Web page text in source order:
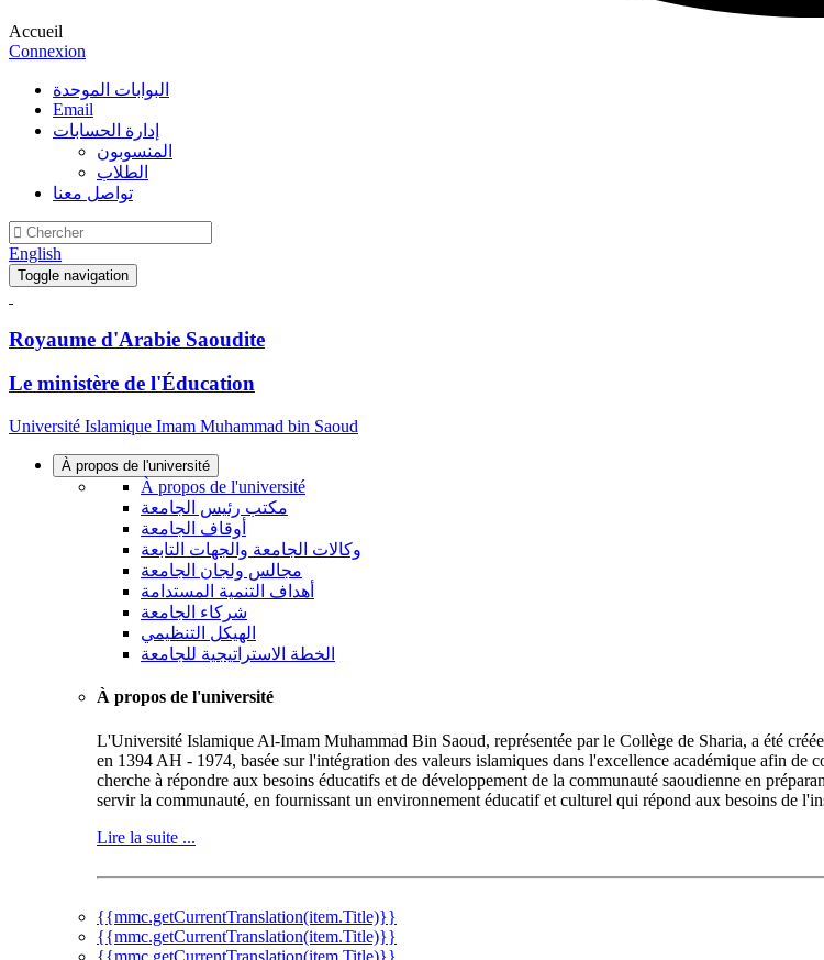
Accueil
Connexion
البوابات الموحدة
Email
إدارة الحسابات
المنسوبون
الطلاب
تواصل معنا
English
Toggle navigation
Royaume d'Arabie Saoudite
Le ministère de l'Éducation
Université Islamique Imam Muhammad bin Saoud
À propos de l'université
À propos de l'université
مكتب رئيس الجامعة
أوقاف الجامعة
وكالات الجامعة والجهات التابعة
مجالس ولجان الجامعة
أهداف التنمية المستدامة
شركاء الجامعة
الهيكل التنظيمي
الخطة الاستراتيجية للجامعة
À propos de l'université
L'Université Islamique Al-Imam Muhammad Bin Saoud, représentée par le Collège de Sharia, a été
en 1394 AH - 1974, basée sur l'intégration des valeurs islamiques dans l'excellence académique afin
cherche à répondre aux besoins éducatifs et de développement de la communauté saoudienne en
servir la communauté, en fournissant un environnement éducatif et culturel qui répond aux besoins de
Lire la suite ...
{{mmc.getCurrentTranslation(item.Title)}}
{{mmc.getCurrentTranslation(item.Title)}}
{{mmc.getCurrentTranslation(item.Title)}}